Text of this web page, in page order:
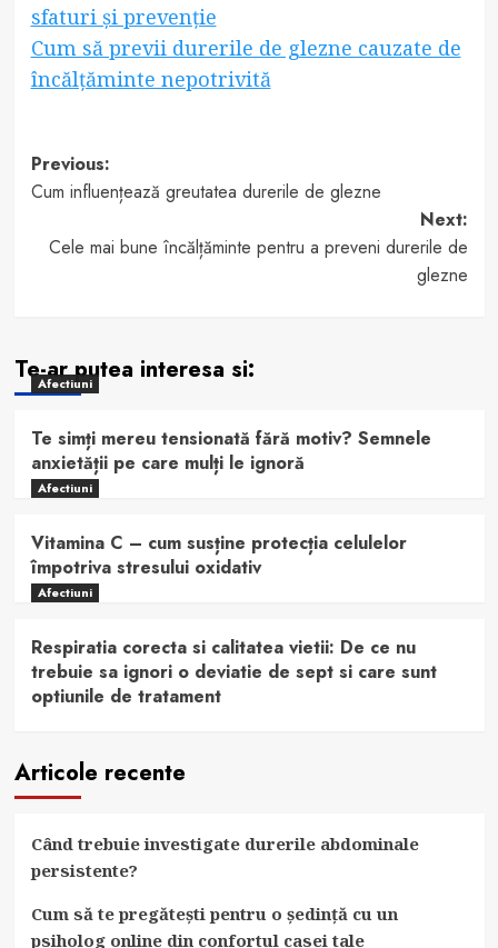
sfaturi și prevenție
Cum să previi durerile de glezne cauzate de
încălțăminte nepotrivită
Post
navigation
Previous:
Cum influențează greutatea durerile de glezne
Next:
Cele mai bune încălțăminte pentru a preveni durerile de
glezne
Te-ar putea interesa si:
Afectiuni
Te simți mereu tensionată fără motiv? Semnele
anxietății pe care mulți le ignoră
Afectiuni
Vitamina C – cum susține protecția celulelor
împotriva stresului oxidativ
Afectiuni
Respiratia corecta si calitatea vietii: De ce nu
trebuie sa ignori o deviatie de sept si care sunt
optiunile de tratament
Articole recente
Când trebuie investigate durerile abdominale
persistente?
Cum să te pregătești pentru o ședință cu un
psiholog online din confortul casei tale